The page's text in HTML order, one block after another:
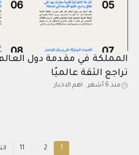
المملكة في مقدمة دول
تراجع الثقة عالميًا
منذ 6 أشهر . اهم الاخبار
1
2
...
11